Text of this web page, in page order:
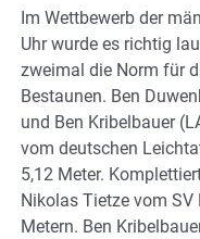
Im Wettbewerb der
Uhr wurde es richtig
zweimal die Norm für
Bestaunen. Ben
und Ben Kribelbauer
vom deutschen
5,12 Meter.
Nikolas Tietze vom
Metern. Ben